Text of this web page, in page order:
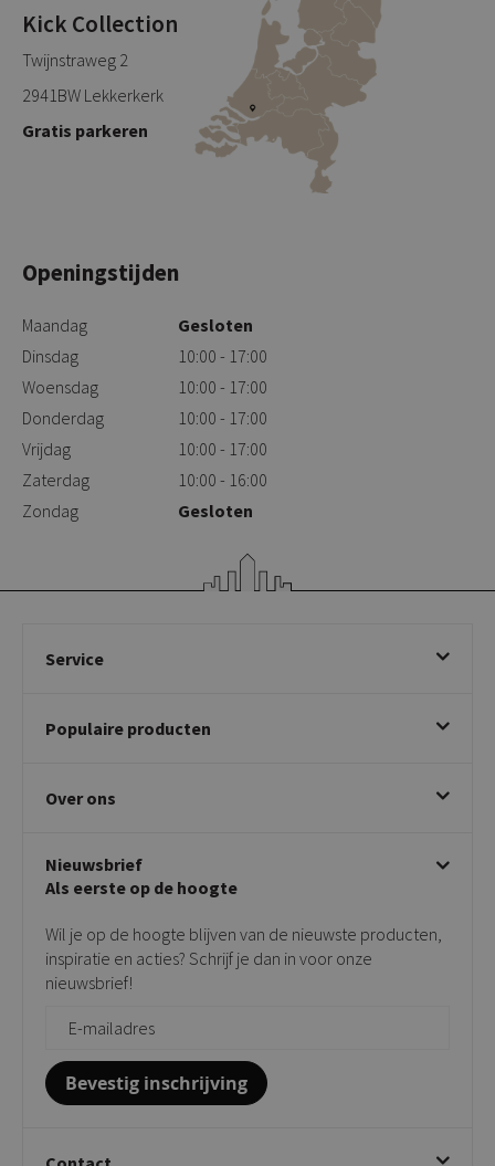
Kick Collection
Twijnstraweg 2
2941BW Lekkerkerk
Gratis parkeren
Openingstijden
Maandag
Gesloten
Dinsdag
10:00 - 17:00
Woensdag
10:00 - 17:00
Donderdag
10:00 - 17:00
Vrijdag
10:00 - 17:00
Zaterdag
10:00 - 16:00
Zondag
Gesloten
Service
Betalen & annuleren
Klachtafhandeling
Privacy policy
Populaire producten
Draaibare eetkamerstoelen
Taupe stoelen
Tuinstoelen
Bijzettafels
Over ons
Showroom
Contact
Onderhoudsproducten
Vloerbescherming
Giftcards
Nieuwsbrief
Als eerste op de hoogte
Wil je op de hoogte blijven van de nieuwste producten,
inspiratie en acties? Schrijf je dan in voor onze
nieuwsbrief!
Bevestig inschrijving